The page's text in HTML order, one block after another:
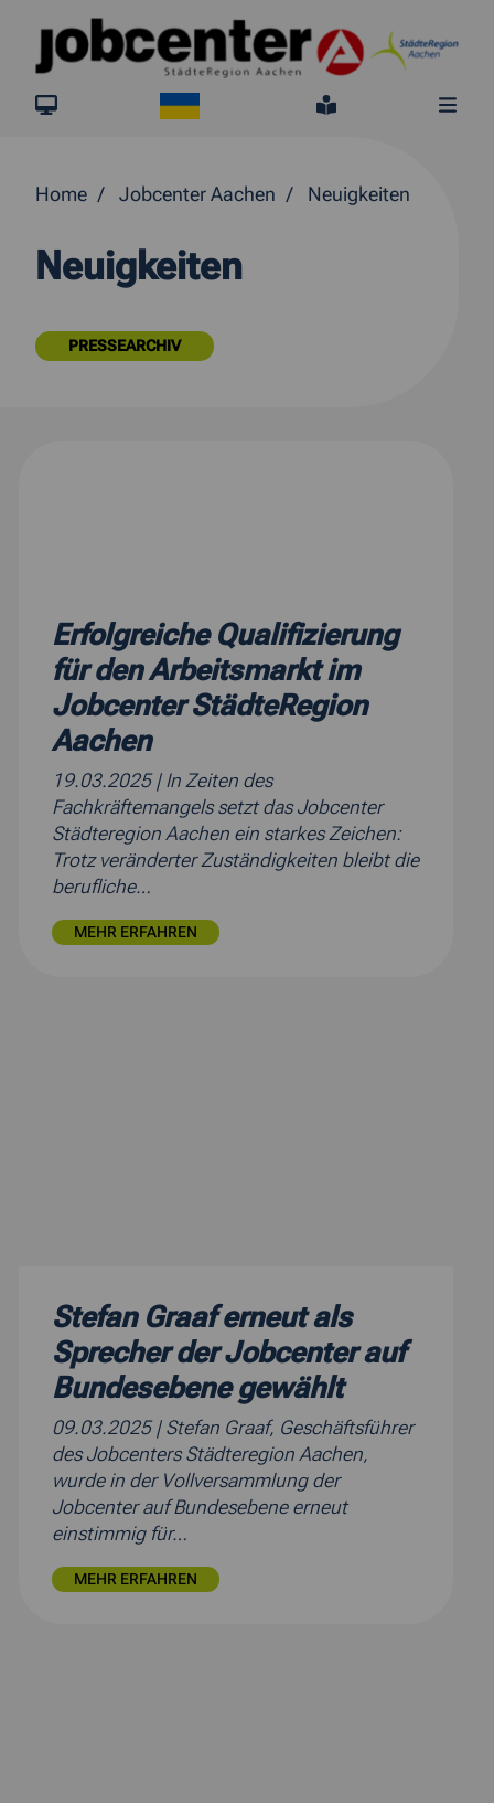
Springe direkt zum Inhalt
jobcenter.digital
Leichte
Home Jobcenter Aachen Neuigkeiten
Neuigkeiten
PRESSEARCHIV
Erfolgreiche Qualifizierung
für den Arbeitsmarkt im
Jobcenter StädteRegion
Aachen
19.03.2025 | In Zeiten des
Fachkräftemangels setzt das Jobcenter
Städteregion Aachen ein starkes Zeichen:
Trotz veränderter Zuständigkeiten bleibt die
berufliche…
MEHR ERFAHREN
Stefan Graaf erneut als
Sprecher der Jobcenter auf
Bundesebene gewählt
09.03.2025 | Stefan Graaf, Geschäftsführer
des Jobcenters Städteregion Aachen,
wurde in der Vollversammlung der
Jobcenter auf Bundesebene erneut
einstimmig für…
MEHR ERFAHREN